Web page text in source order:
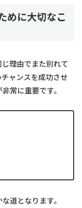
めに大切なこ
理由でまた別れて
ャンスを成功させ
常に重要です。
道となります。